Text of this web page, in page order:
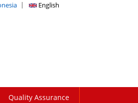
English
Quality Assurance